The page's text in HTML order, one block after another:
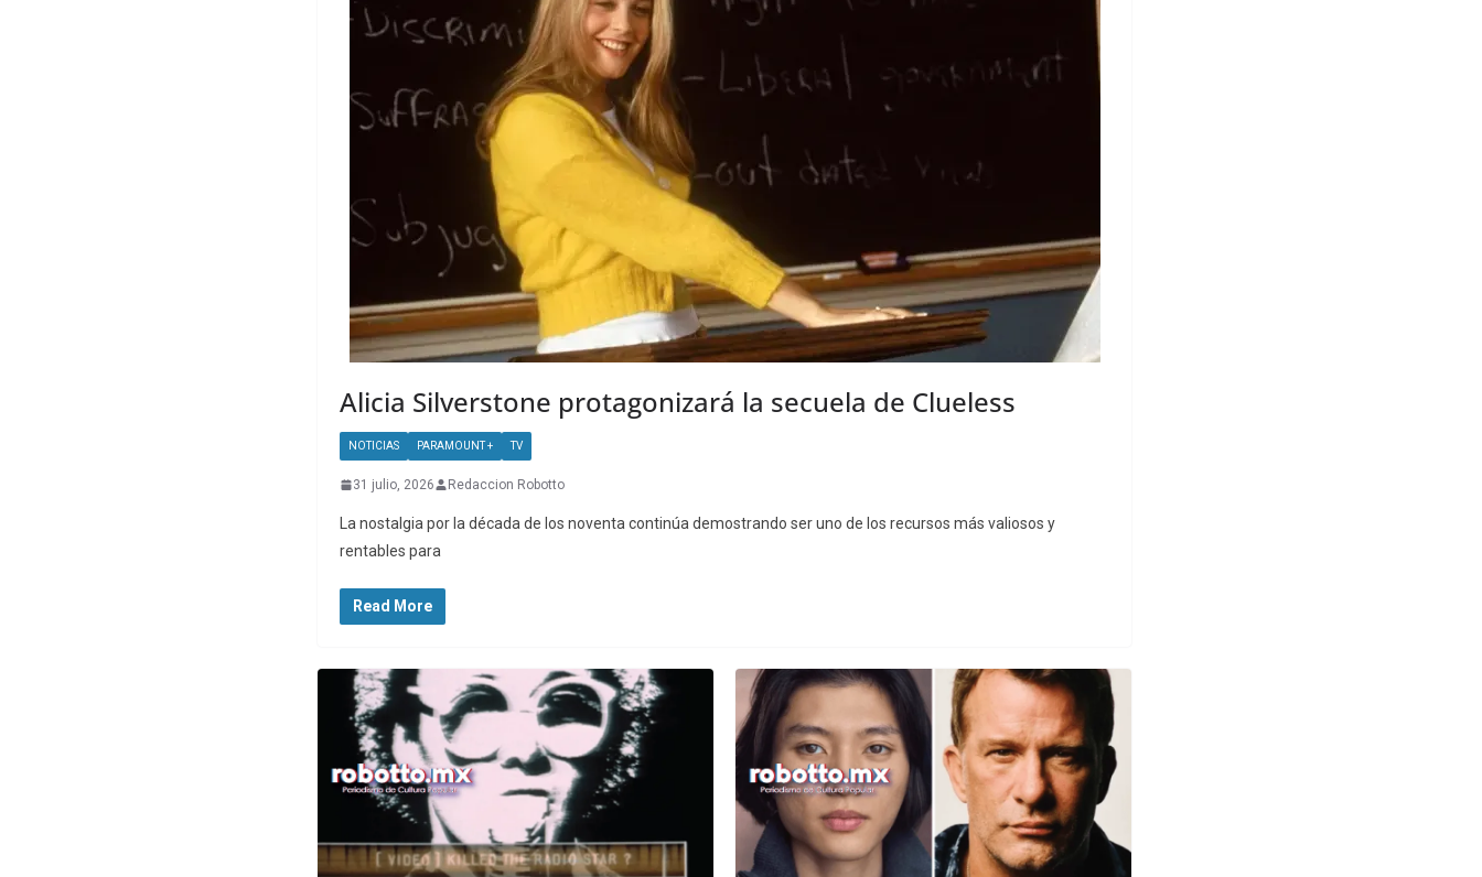
Alicia Silverstone protagonizará la secuela de Clueless
NOTICIAS PARAMOUNT + TV
31 julio, 2026 Redaccion Robotto
La nostalgia por la década de los noventa continúa demostrando ser uno de los recursos más valiosos y
rentables para
Read More